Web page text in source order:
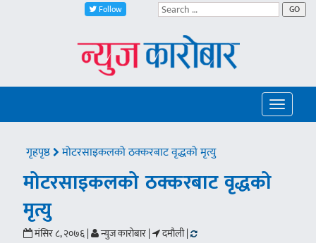
Follow GO
Toggle
गृहपृष्ठ मोटरसाइकलको ठक्करबाट वृद्धको मृत्यु
मोटरसाइकलको ठक्करबाट वृद्धको
मृत्यु
मंसिर ८, २०७६ | न्युज कारोबार | दमौली |